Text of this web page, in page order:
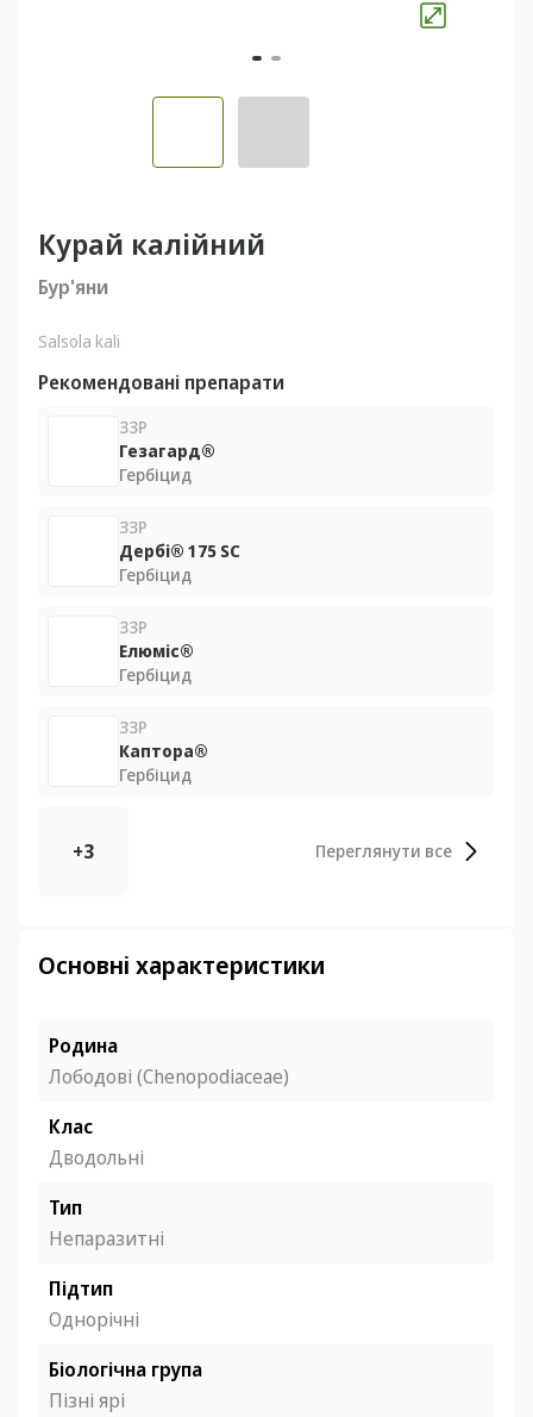
Курай калійний
Бур'яни
Salsola kali
Рекомендовані препарати
ЗЗР
Гезагард®
Гербіцид
ЗЗР
Дербі® 175 SС
Гербіцид
ЗЗР
Елюміс®
Гербіцид
ЗЗР
Каптора®
Гербіцид
+3 Переглянути все
Основні характеристики
Родина
Лободові (Chenopodiасеае)
Клас
Дводольні
Тип
Непаразитні
Підтип
Однорічні
Біологічна група
Пізні ярі